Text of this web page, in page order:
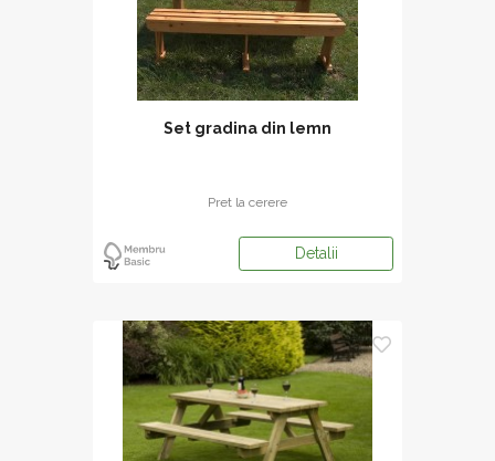
Set gradina din lemn
Pret la cerere
Detalii